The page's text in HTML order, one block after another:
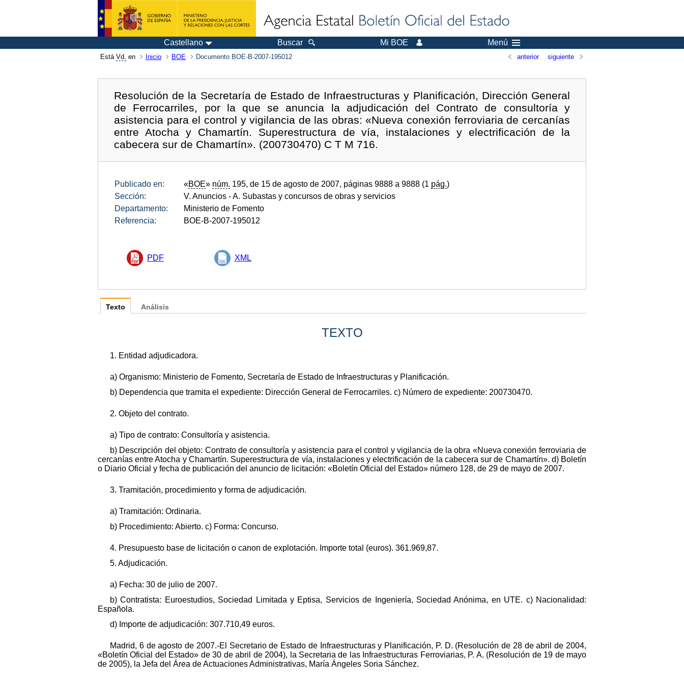
Castellano Buscar Mi BOE Menú
Está Vd. en Inicio BOE Documento BOE-B-2007-195012 anterior siguiente
Resolución de la Secretaría de Estado de Infraestructuras y Planificación, Dirección General
de Ferrocarriles, por la que se anuncia la adjudicación del Contrato de consultoría y
asistencia para el control y vigilancia de las obras: «Nueva conexión ferroviaria de cercanías
entre Atocha y Chamartín. Superestructura de vía, instalaciones y electrificación de la
cabecera sur de Chamartín». (200730470) C T M 716.
Publicado en: «BOE» núm. 195, de 15 de agosto de 2007, páginas 9888 a 9888 (1 pág.)
Sección:
V. Anuncios - A. Subastas y concursos de obras y servicios
Departamento:
Ministerio de Fomento
Referencia:
BOE-B-2007-195012
PDF XML
Texto
TEXTO
1. Entidad adjudicadora.
a) Organismo: Ministerio de Fomento, Secretaría de Estado de Infraestructuras y Planificación.
b) Dependencia que tramita el expediente: Dirección General de Ferrocarriles. c) Número de expediente: 200730470.
2. Objeto del contrato.
a) Tipo de contrato: Consultoría y asistencia.
b) Descripción del objeto: Contrato de consultoría y asistencia para el control y vigilancia de la obra «Nueva conexión ferroviaria de
cercanías entre Atocha y Chamartín. Superestructura de vía, instalaciones y electrificación de la cabecera sur de Chamartín». d) Boletín
o Diario Oficial y fecha de publicación del anuncio de licitación: «Boletín Oficial del Estado» número 128, de 29 de mayo de 2007.
3. Tramitación, procedimiento y forma de adjudicación.
a) Tramitación: Ordinaria.
b) Procedimiento: Abierto. c) Forma: Concurso.
4. Presupuesto base de licitación o canon de explotación. Importe total (euros). 361.969,87.
5. Adjudicación.
a) Fecha: 30 de julio de 2007.
b) Contratista: Euroestudios, Sociedad Limitada y Eptisa, Servicios de Ingeniería, Sociedad Anónima, en UTE. c) Nacionalidad:
Española.
d) Importe de adjudicación: 307.710,49 euros.
Madrid, 6 de agosto de 2007.-El Secretario de Estado de Infraestructuras y Planificación, P. D. (Resolución de 28 de abril de 2004,
«Boletín Oficial del Estado» de 30 de abril de 2004), la Secretaria de las Infraestructuras Ferroviarias, P. A. (Resolución de 19 de mayo
de 2005), la Jefa del Área de Actuaciones Administrativas, María Ángeles Soria Sánchez.
Análisis